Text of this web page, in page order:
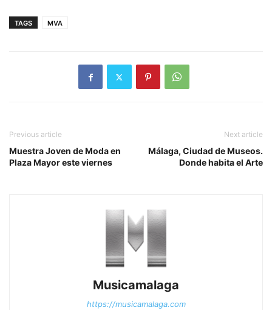
TAGS MVA
Previous article
Muestra Joven de Moda en
Plaza Mayor este viernes
Next article
Málaga, Ciudad de Museos.
Donde habita el Arte
Musicamalaga
https://musicamalaga.com